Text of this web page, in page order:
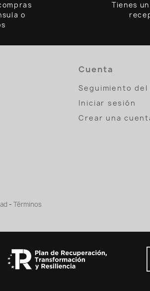
o
Tienes
Cuenta
Seguimiento del
Iniciar sesión
Crear una
- Términos